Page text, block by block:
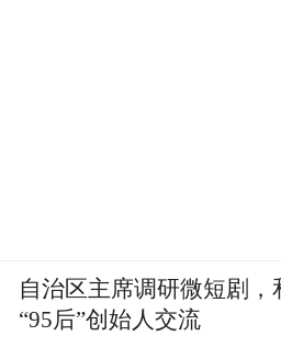
自治区主席调研微短剧，
“95后”创始人交流